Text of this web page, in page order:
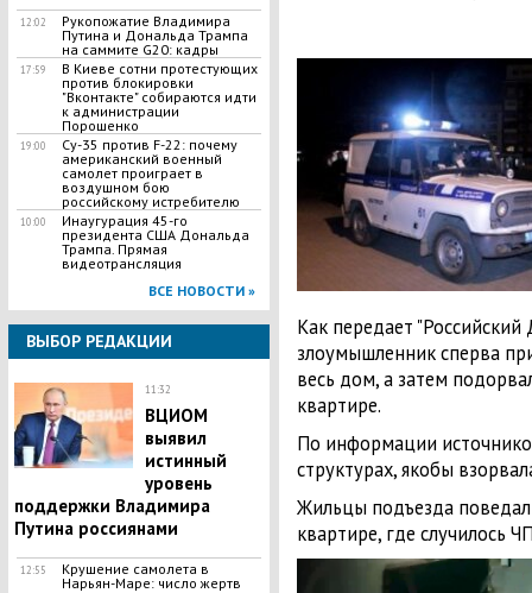
12:02
Рукопожатие Владимира
Путина и Дональда Трампа
на саммите G20: кадры
17:59
В Киеве сотни протестующих
против блокировки
"Вконтакте" собираются идти
к администрации
Порошенко
19:00
Су-35 против F-22: почему
американский военный
самолет проиграет в
воздушном бою
российскому истребителю
10:00
Инаугурация 45-го
президента США Дональда
Трампа. Прямая
видеотрансляция
ВСЕ НОВОСТИ »
ВЫБОР РЕДАКЦИИ
11:32
ВЦИОМ
выявил
истинный
уровень
поддержки Владимира
Путина россиянами
12:55
Крушение самолета в
Нарьян-Маре: число жертв
Как передает "Российский
злоумышленник сперва
весь дом, а затем
квартире.
По информации
структурах, якобы
Жильцы подъезда
квартире, где случилось